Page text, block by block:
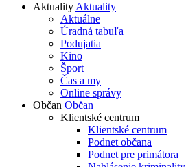
Aktuality Aktuality
Aktuálne
Úradná tabuľa
Podujatia
Kino
Šport
Čas a my
Online správy
Občan Občan
Klientské centrum
Klientské centrum
Podnet občana
Podnet pre primátora